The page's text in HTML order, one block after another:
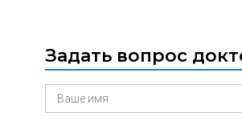
Задать вопрос